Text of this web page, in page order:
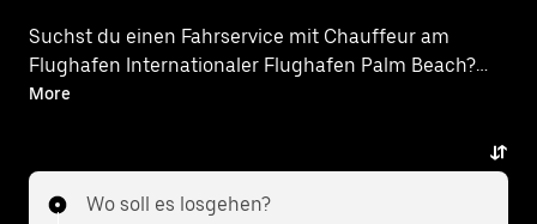
Suchst du einen Fahrservice mit Chauffeur am
Flughafen Internationaler Flughafen Palm Beach?
Erlebe stattdessen eine Premium-Fahrt über
professionellen Fahrer*innen und
außergewöhnlichem Service. Egal, ob du in die Stadt
More
Wo soll es losgehen?